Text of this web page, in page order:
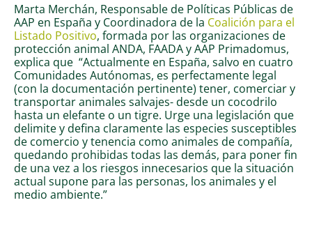
Marta Merchán, Responsable de Políticas Públicas de
AAP en España y Coordinadora de la Coalición para el
Listado Positivo, formada por las organizaciones de
protección animal ANDA, FAADA y AAP Primadomus,
explica que “Actualmente en España, salvo en cuatro
Comunidades Autónomas, es perfectamente legal
(con la documentación pertinente) tener, comerciar y
transportar animales salvajes- desde un cocodrilo
hasta un elefante o un tigre. Urge una legislación que
delimite y defina claramente las especies susceptibles
de comercio y tenencia como animales de compañía,
quedando prohibidas todas las demás, para poner fin
de una vez a los riesgos innecesarios que la situación
actual supone para las personas, los animales y el
medio ambiente.”